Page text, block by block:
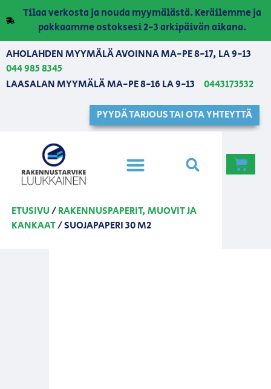
Tilaa verkosta ja nouda myymälästä. Keräilemme ja
pakkaamme ostoksesi 2-3 arkipäivän aikana.
AHOLAHDEN MYYMÄLÄ AVOINNA MA-PE 8-17, LA 9-13
044 985 8345
LAASALAN MYYMÄLÄ MA-PE 8-16 LA 9-13
0443173532
PYYDÄ TARJOUS TAI OTA YHTEYTTÄ
ETUSIVU/RAKENNUSPAPERIT, MUOVIT JA
KANKAAT/ SUOJAPAPERI 30 M2